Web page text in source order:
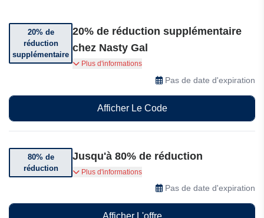
20% de
réduction
supplémentaire
20% de réduction supplémentaire
chez Nasty Gal
Utilisez ce code promo pour bénéficier de 20%
de réduction supplémentaire chez Nasty Gal.
Plus d'informations
Pas de date d'expiration
Afficher Le Code
80% de
réduction
Jusqu'à 80% de réduction
Ne manquez pas d'énormes économies allant
jusqu'à 80% sur une large gamme d'articles de
Plus d'informations
Pas de date d'expiration
Afficher L'offre